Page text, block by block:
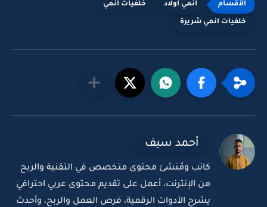
انمي اولاد خلفيات أنمي
خلفيات انمي شريرة
أحمد سيف
كاتب ومُنشئ محتوى متخصص في التقنية والربح
من الإنترنت، أعمل على تقديم محتوى عربي احترافي
يشرح الأدوات الرقمية، فرص العمل والربح، وأحدث